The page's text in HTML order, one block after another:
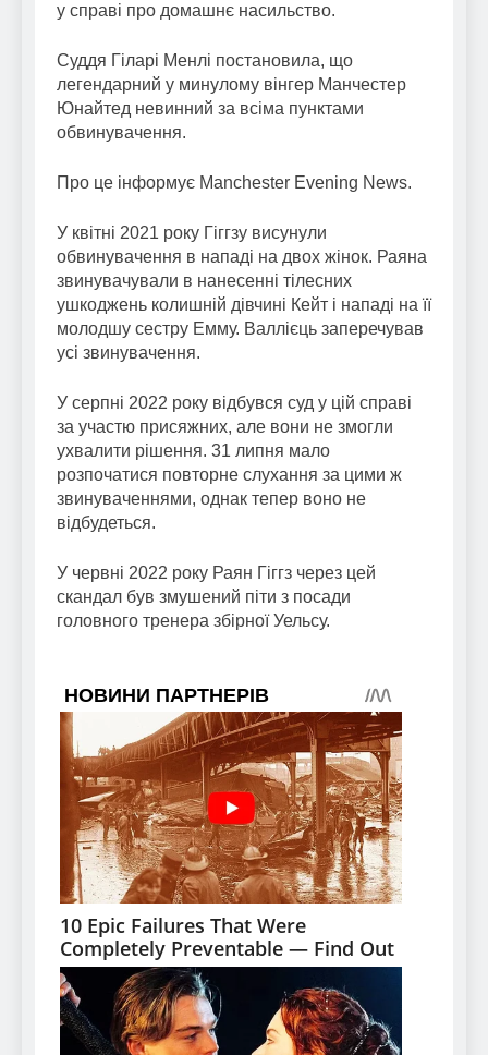
у справі про домашнє насильство.
Суддя Гіларі Менлі постановила, що
легендарний у минулому вінгер Манчестер
Юнайтед невинний за всіма пунктами
обвинувачення.
Про це інформує Manchester Evening News.
У квітні 2021 року Гіггзу висунули
обвинувачення в нападі на двох жінок. Раяна
звинувачували в нанесенні тілесних
ушкоджень колишній дівчині Кейт і нападі на її
молодшу сестру Емму. Валлієць заперечував
усі звинувачення.
У серпні 2022 року відбувся суд у цій справі
за участю присяжних, але вони не змогли
ухвалити рішення. 31 липня мало
розпочатися повторне слухання за цими ж
звинуваченнями, однак тепер воно не
відбудеться.
У червні 2022 року Раян Гіггз через цей
скандал був змушений піти з посади
головного тренера збірної Уельсу.